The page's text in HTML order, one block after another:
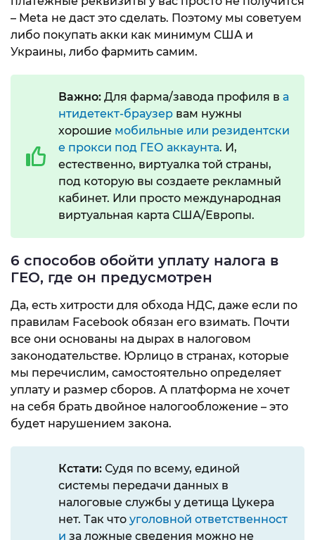
– Meta не даст это сделать. Поэтому мы советуем
либо покупать акки как минимум США и
Украины, либо фармить самим.
Важно: Для фарма/завода профиля в а
нтидетект-браузер вам нужны
хорошие мобильные или резидентски
е прокси под ГЕО аккаунта. И,
естественно, виртуалка той страны,
под которую вы создаете рекламный
кабинет. Или просто международная
виртуальная карта США/Европы.
6 способов обойти уплату налога в
ГЕО, где он предусмотрен
Да, есть хитрости для обхода НДС, даже если по
правилам Facebook обязан его взимать. Почти
все они основаны на дырах в налоговом
законодательстве. Юрлицо в странах, которые
мы перечислим, самостоятельно определяет
уплату и размер сборов. А платформа не хочет
на себя брать двойное налогообложение – это
будет нарушением закона.
Кстати: Судя по всему, единой
системы передачи данных в
налоговые службы у детища Цукера
нет. Так что уголовной ответственност
и за ложные сведения можно не